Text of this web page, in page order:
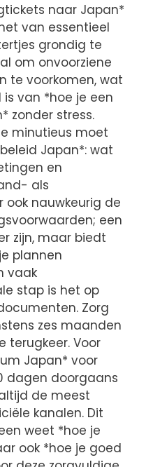
naar Japan*
van essentieel
grondig te
om onvoorziene
te voorkomen, wat
van *hoe je een
zonder stress.
minutieus moet
Japan*: wat
en
als
ook nauwkeurig de
een
zijn, maar biedt
plannen
vaak
stap is het op
Zorg
zes maanden
terugkeer. Voor
Japan* voor
dagen doorgaans
de meest
kanalen. Dit
weet *hoe je
ook *hoe je goed